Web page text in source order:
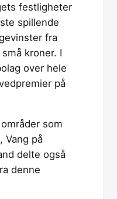
festligheter
spillende
fra
kroner. I
over hele
på
som
Vang på
delte også
denne